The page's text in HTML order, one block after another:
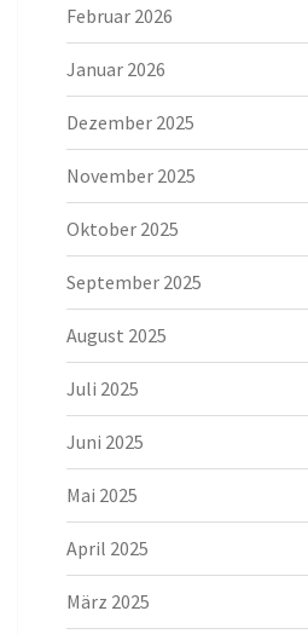
Februar 2026
Januar 2026
Dezember 2025
November 2025
Oktober 2025
September 2025
August 2025
Juli 2025
Juni 2025
Mai 2025
April 2025
März 2025